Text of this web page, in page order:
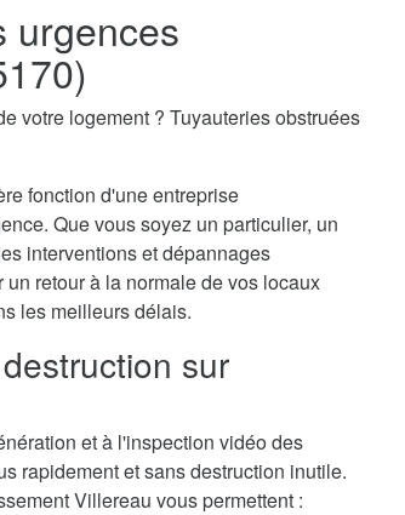
urgences
votre logement ? Tuyauteries obstruées
fonction d'une entreprise
Que vous soyez un particulier, un
interventions et dépannages
retour à la normale de vos locaux
les meilleurs délais.
sur
et à l'inspection vidéo des
rapidement et sans destruction inutile.
Villereau vous permettent :